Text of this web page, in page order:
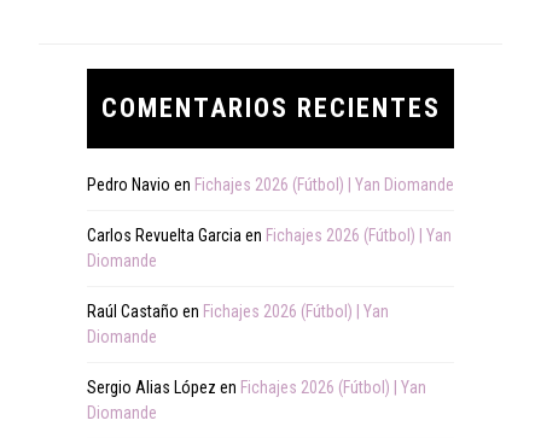
COMENTARIOS RECIENTES
Pedro Navio en Fichajes 2026 (Fútbol) | Yan Diomande
Carlos Revuelta Garcia en Fichajes 2026 (Fútbol) | Yan
Diomande
Raúl Castaño en Fichajes 2026 (Fútbol) | Yan
Diomande
Sergio Alias López en Fichajes 2026 (Fútbol) | Yan
Diomande